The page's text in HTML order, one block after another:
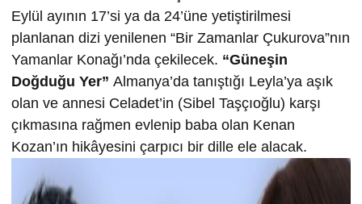
Eylül ayının 17’si ya da 24’üne yetiştirilmesi
planlanan dizi yenilenen “Bir Zamanlar Çukurova”nın
Yamanlar Konağı’nda çekilecek. “Güneşin
Doğduğu Yer” Almanya’da tanıştığı Leyla’ya aşık
olan ve annesi Celadet’in (Sibel Taşçıoğlu) karşı
çıkmasına rağmen evlenip baba olan Kenan
Kozan’ın hikâyesini çarpıcı bir dille ele alacak.